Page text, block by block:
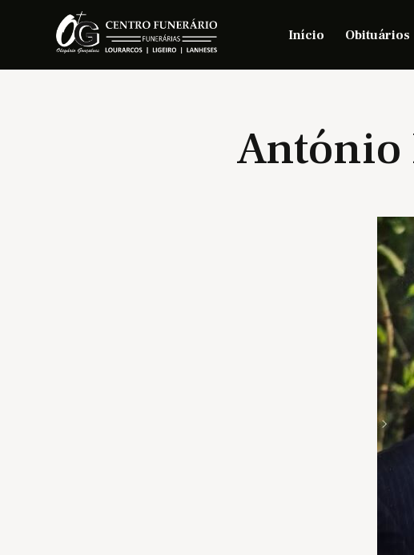
Início Obituários
António